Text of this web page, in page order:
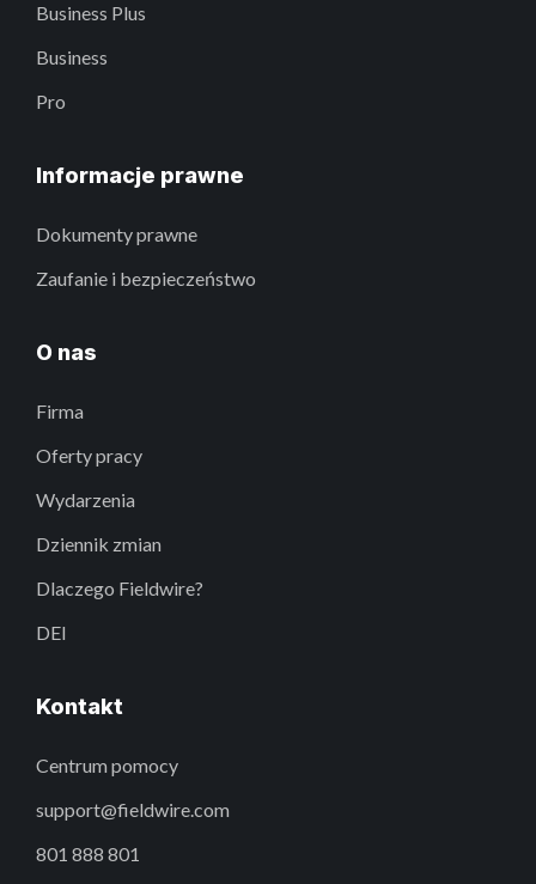
Business Plus
Business
Pro
Informacje prawne
Dokumenty prawne
Zaufanie i bezpieczeństwo
O nas
Firma
Oferty pracy
Wydarzenia
Dziennik zmian
Dlaczego Fieldwire?
DEI
Kontakt
Centrum pomocy
support@fieldwire.com
801 888 801